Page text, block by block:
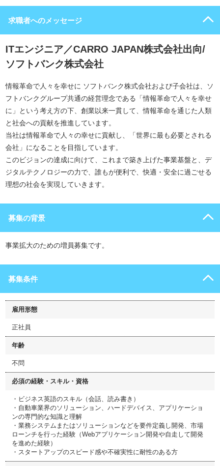
求職者へのメッセージ
ITエンジニア／CARRO JAPAN株式会社出向/
ソフトバンク株式会社
情報革命で人々を幸せに ソフトバンク株式会社および子会社は、ソ
フトバンクグループ共通の経営理念である「情報革命で人々を幸せ
に」という考え方の下、創業以来一貫して、情報革命を通じた人類
と社会への貢献を推進しています。
当社は情報革命で人々の幸せに貢献し、「世界に最も必要とされる
会社」になることを目指しています。
このビジョンの達成に向けて、これまで築き上げた事業基盤と、デ
ジタルテクノロジーの力で、誰もが便利で、快適・安全に過ごせる
理想の社会を実現していきます。
募集の背景
事業拡大のための増員募集です。
募集条件
雇用形態
正社員
年齢
不問
必須の経験・スキル・資格
・ビジネス英語のスキル（会話、読み書き）
・自動車業界のソリューション、ハードデバイス、アプリケーショ
ンの専門的な知識と理解
・業務システムまたはソリューションなどを要件定義し開発、市場
ローンチを行った経験（Webアプリケーション開発や自走して開発
を進めた経験）
・スタートアップのスピード感や不確実性に耐性のある方